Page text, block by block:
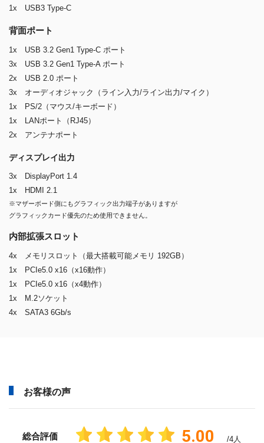
1x USB3 Type-C
背面ポート
1x USB 3.2 Gen1 Type-C ポート
3x USB 3.2 Gen1 Type-A ポート
2x USB 2.0 ポート
3x オーディオジャック（ライン入力/ライン出力/マイク）
1x PS/2（マウス/キーボード）
1x LANポート（RJ45）
2x アンテナポート
ディスプレイ出力
3x DisplayPort 1.4
1x HDMI 2.1
※マザーボード側にもグラフィック出力端子がありますが
グラフィックカード優先のため使用できません。
内部拡張スロット
4x メモリスロット（最大搭載可能メモリ 192GB）
1x PCIe5.0 x16（x16動作）
1x PCIe5.0 x16（x4動作）
1x M.2ソケット
4x SATA3 6Gb/s
お客様の声
総合評価 5.00 /4人